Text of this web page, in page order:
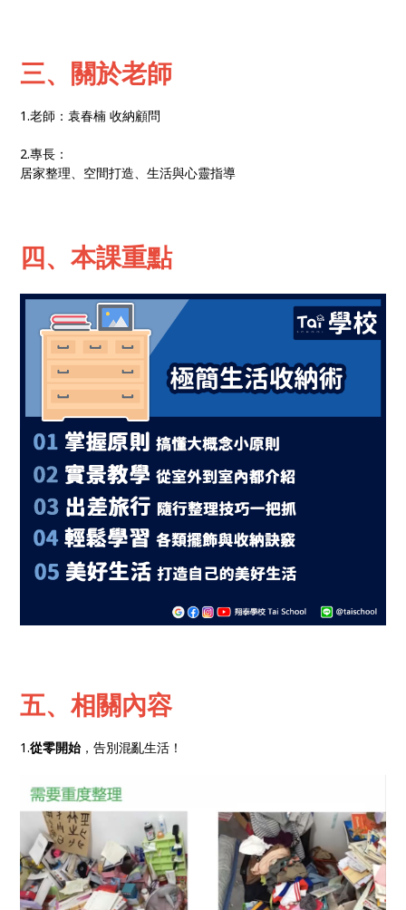
三、關於老師
1.老師：袁春楠 收納顧問
2.專長：
居家整理、空間打造、生活與心靈指導
四、本課重點
五、相關內容
1.從零開始，告別混亂生活！